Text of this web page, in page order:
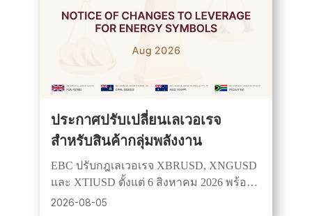
ประกาศปรับเปลี่ยนเลเวอเรจ
สำหรับสินค้ากลุ่มพลังงาน
EBC ปรับกฎเลเวอเรจ XBRUSD, XNGUSD
และ XTIUSD ตั้งแต่ 6 สิงหาคม 2026 พร้อม
ควบคุมตามช่วงเวลาการซื้อขายและเพิ่ม
2026-08-05